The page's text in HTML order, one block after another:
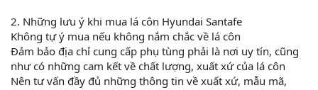
2. Những lưu ý khi mua lá côn Hyundai Santafe
Không tự ý mua nếu không nắm chắc về lá côn
Đảm bảo địa chỉ cung cấp phụ tùng phải là nơi uy tín, cũng
như có những cam kết về chất lượng, xuất xứ của lá côn
Nên tư vấn đầy đủ những thông tin về xuất xứ, mẫu mã,